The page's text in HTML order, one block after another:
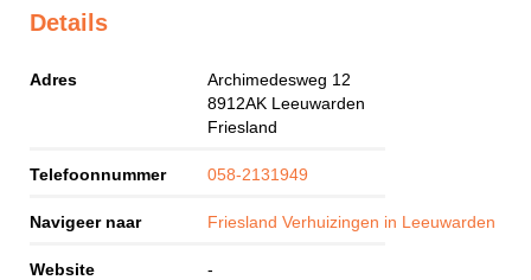
Details
Adres
Archimedesweg 12
8912AK Leeuwarden
Friesland
Telefoonnummer 058-2131949
Navigeer naar Friesland Verhuizingen in Leeuwarden
Website -